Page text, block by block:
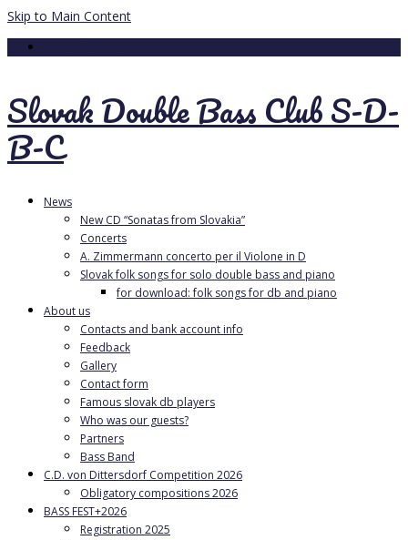
Skip to Main Content
Slovak Double Bass Club S-D-
B-C
News
New CD “Sonatas from Slovakia”
Concerts
A. Zimmermann concerto per il Violone in D
Slovak folk songs for solo double bass and piano
for download: folk songs for db and piano
About us
Contacts and bank account info
Feedback
Gallery
Contact form
Famous slovak db players
Who was our guests?
Partners
Bass Band
C.D. von Dittersdorf Competition 2026
Obligatory compositions 2026
BASS FEST+2026
Registration 2025